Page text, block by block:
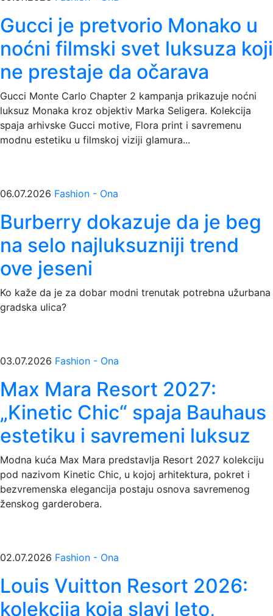
Gucci je pretvorio Monako u
noćni filmski svet luksuza koji
ne prestaje da očarava
Gucci Monte Carlo Chapter 2 kampanja prikazuje noćni
luksuz Monaka kroz objektiv Marka Seligera. Kolekcija
spaja arhivske Gucci motive, Flora print i savremenu
modnu estetiku u filmskoj viziji glamura...
06.07.2026 Fashion - Ona
Burberry dokazuje da je beg
na selo najluksuzniji trend
ove jeseni
Ko kaže da je za dobar modni trenutak potrebna užurbana
gradska ulica?
03.07.2026 Fashion - Ona
Max Mara Resort 2027:
„Kinetic Chic“ spaja Bauhaus
estetiku i savremeni luksuz
Modna kuća Max Mara predstavlja Resort 2027 kolekciju
pod nazivom Kinetic Chic, u kojoj arhitektura, pokret i
bezvremenska elegancija postaju osnova savremenog
ženskog garderobera.
02.07.2026 Fashion - Ona
Louis Vuitton Resort 2026:
kolekcija koja slavi leto,